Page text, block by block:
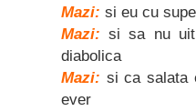
Mazi: si eu cu
Mazi: si sa nu
diabolica
Mazi: si ca salata
ever